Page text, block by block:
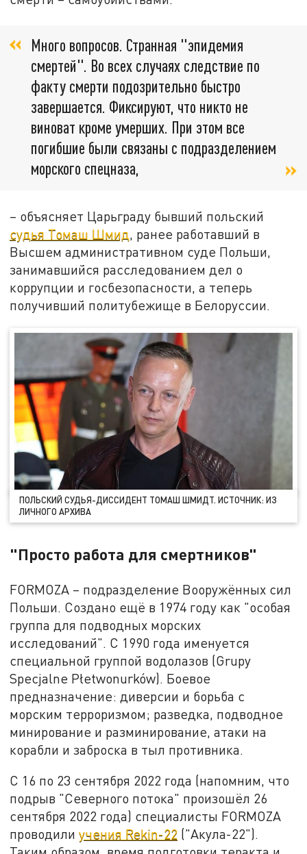
Много вопросов. Странная "эпидемия
смертей". Во всех случаях следствие по
факту смерти подозрительно быстро
завершается. Фиксируют, что никто не
виноват кроме умерших. При этом все
погибшие были связаны с подразделением
морского спецназа,
– объясняет Царьграду бывший польский
судья Томаш Шмид, ранее работавший в
Высшем административном суде Польши,
занимавшийся расследованием дел о
коррупции и госбезопасности, а теперь
получивший политубежище в Белоруссии.
ПОЛЬСКИЙ СУДЬЯ-ДИССИДЕНТ ТОМАШ ШМИДТ. ИСТОЧНИК: ИЗ
ЛИЧНОГО АРХИВА
"Просто работа для смертников"
FORMOZA – подразделение Вооружённых сил
Польши. Создано ещё в 1974 году как "особая
группа для подводных морских
исследований". С 1990 года именуется
специальной группой водолазов (Grupy
Specjalne Płetwonurków). Боевое
предназначение: диверсии и борьба с
морским терроризмом; разведка, подводное
минирование и разминирование, атаки на
корабли и заброска в тыл противника.
С 16 по 23 сентября 2022 года (напомним, что
подрыв "Северного потока" произошёл 26
сентября 2022 года) специалисты FORMOZA
проводилиучения Rekin-22 ("Акула-22").